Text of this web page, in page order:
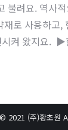
려요. 역사적
재로 사용하고,
시켜 왔지요.
2021 (주)황초원